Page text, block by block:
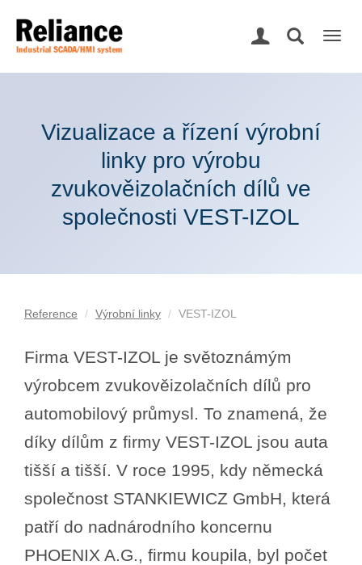
Vizualizace a řízení výrobní
linky pro výrobu
zvukověizolačních dílů ve
společnosti VEST-IZOL
Reference Výrobní linky VEST-IZOL
Firma VEST-IZOL je světoznámým
výrobcem zvukověizolačních dílů pro
automobilový průmysl. To znamená, že
díky dílům z firmy VEST-IZOL jsou auta
tišší a tišší. V roce 1995, kdy německá
společnost STANKIEWICZ GmbH, která
patří do nadnárodního koncernu
PHOENIX A.G., firmu koupila, byl počet